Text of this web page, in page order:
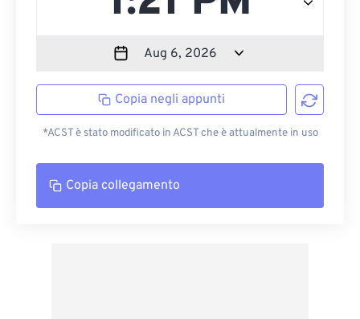
Copia negli appunti
*ACST è stato modificato in ACST che è attualmente in uso
Copia collegamento